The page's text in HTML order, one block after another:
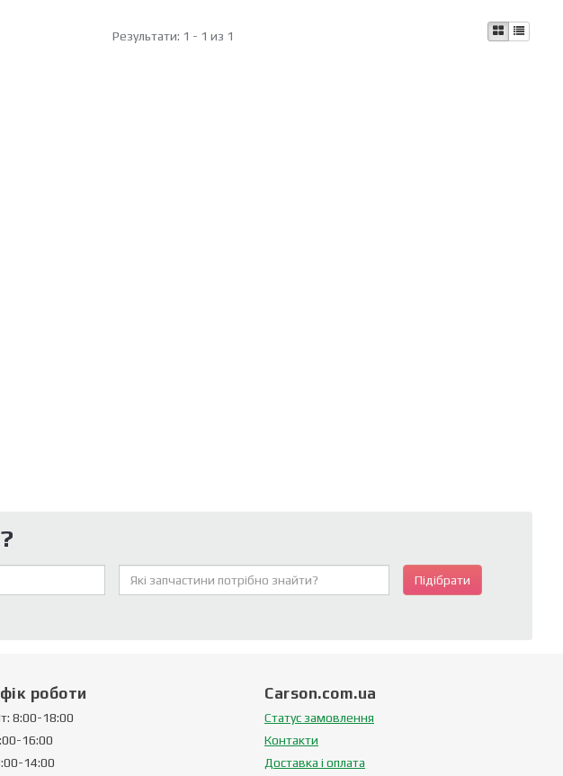
Результати: 1 - 1 из 1
Підібрати
роботи
8:00-18:00
16:00
14:00
Carson.com.ua
Статус замовлення
Контакти
Доставка і оплата